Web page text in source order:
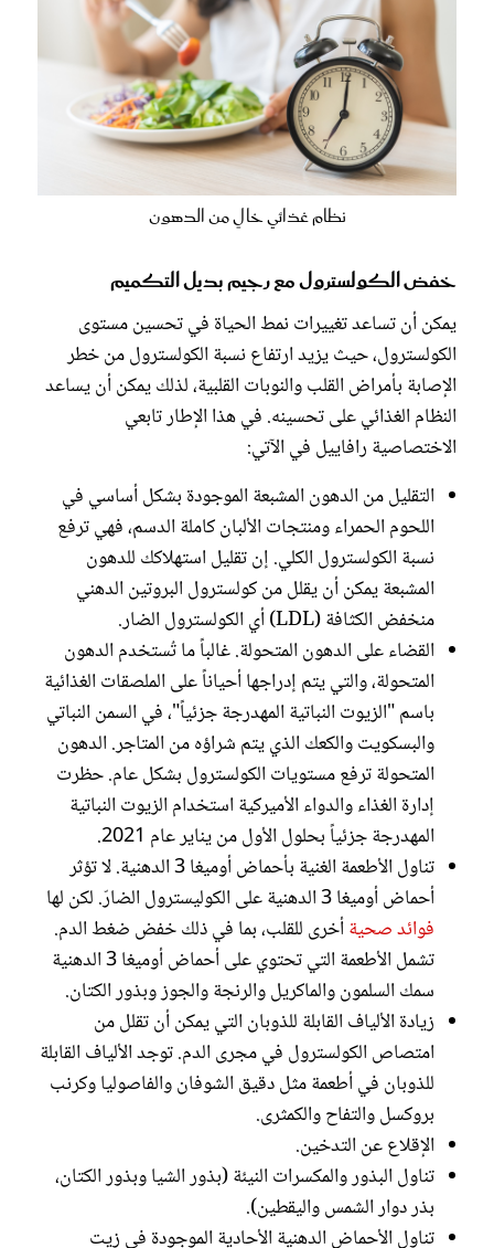
نظام غذائي خالٍ من الدهون
خفض الكولسترول مع رجيم بديل التكميم
يمكن أن تساعد تغييرات نمط الحياة في تحسين مستوى
الكولسترول، حيث يزيد ارتفاع نسبة الكولسترول من خطر
الإصابة بأمراض القلب والنوبات القلبية، لذلك يمكن أن يساعد
النظام الغذائي على تحسينه. في هذا الإطار تابعي
الاختصاصية رافاييل في الآتي:
التقليل من الدهون المشبعة الموجودة بشكل أساسي في
اللحوم الحمراء ومنتجات الألبان كاملة الدسم، فهي ترفع
نسبة الكولسترول الكلي. إن تقليل استهلاكك للدهون
المشبعة يمكن أن يقلل من كولسترول البروتين الدهني
منخفض الكثافة (LDL) أي الكولسترول الضار.
القضاء على الدهون المتحولة. غالباً ما تُستخدم الدهون
المتحولة، والتي يتم إدراجها أحياناً على الملصقات الغذائية
باسم "الزيوت النباتية المهدرجة جزئياً"، في السمن النباتي
والبسكويت والكعك الذي يتم شراؤه من المتاجر. الدهون
المتحولة ترفع مستويات الكولسترول بشكل عام. حظرت
إدارة الغذاء والدواء الأميركية استخدام الزيوت النباتية
المهدرجة جزئياً بحلول الأول من يناير عام 2021.
تناول الأطعمة الغنية بأحماض أوميغا 3 الدهنية. لا تؤثر
أحماض أوميغا 3 الدهنية على الكوليسترول الضارّ. لكن لها
فوائد صحيةأخرى للقلب، بما في ذلك خفض ضغط الدم.
تشمل الأطعمة التي تحتوي على أحماض أوميغا 3 الدهنية
سمك السلمون والماكريل والرنجة والجوز وبذور الكتان.
زيادة الألياف القابلة للذوبان التي يمكن أن تقلل من
امتصاص الكولسترول في مجرى الدم. توجد الألياف القابلة
للذوبان في أطعمة مثل دقيق الشوفان والفاصوليا وكرنب
بروكسل والتفاح والكمثرى.
الإقلاع عن التدخين.
تناول البذور والمكسرات النيئة (بذور الشيا وبذور الكتان،
بذر دوار الشمس واليقطين).
تناول الأحماض الدهنية الأحادية الموجودة في زيت